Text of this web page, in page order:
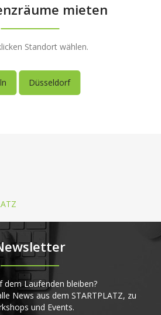
mieten
Standort wählen.
Düsseldorf
dem Laufenden bleiben?
News aus dem STARTPLATZ, zu
und Events.